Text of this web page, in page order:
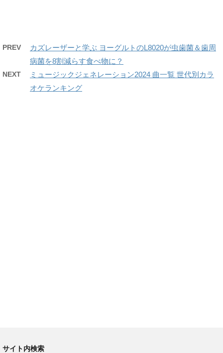
PREV
カズレーザーと学ぶ ヨーグルトのL8020が虫歯菌＆歯周
病菌を8割減らす食べ物に？
NEXT
ミュージックジェネレーション2024 曲一覧 世代別カラ
オケランキング
サイト内検索